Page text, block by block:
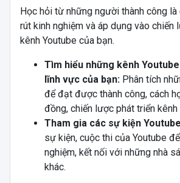
Học hỏi từ những người thành công
rút kinh nghiệm và áp dụng vào chiến
kênh Youtube của bạn.
Tìm hiểu những kênh
lĩnh vực của bạn:Phân tích
để đạt được thành công, cách
đồng, chiến lược phát triển kênh
Tham gia các sự kiện
sự kiện, cuộc thi của Youtube
nghiệm, kết nối với những nhà
khác.